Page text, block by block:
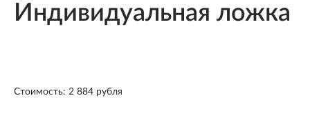
Индивидуальная ложка
Стоимость: 2 884 рубля